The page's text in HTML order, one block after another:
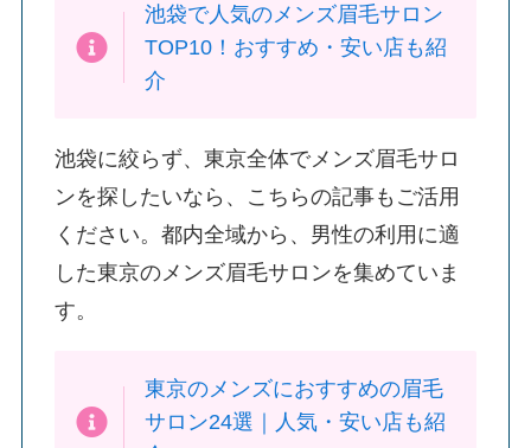
池袋で人気のメンズ眉毛サロン
TOP10！おすすめ・安い店も紹
介
池袋に絞らず、東京全体でメンズ眉毛サロ
ンを探したいなら、こちらの記事もご活用
ください。都内全域から、男性の利用に適
した東京のメンズ眉毛サロンを集めていま
す。
東京のメンズにおすすめの眉毛
サロン24選｜人気・安い店も紹